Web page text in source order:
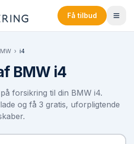
Få tilbud
› i4
BMW i4
forsikring til din BMW i4.
og få 3 gratis, uforpligtende